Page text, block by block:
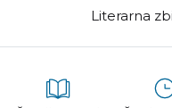
Literarna